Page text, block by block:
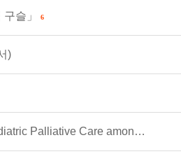
슬」 6
)
Palliative Care amon…